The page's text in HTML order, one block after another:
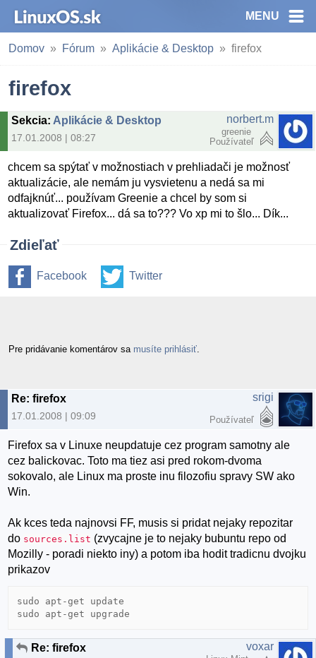
MENU
Domov Fórum Aplikácie & Desktop firefox
firefox
Sekcia: Aplikácie & Desktop
17.01.2008 | 08:27
norbert.m
greenie
Používateľ
chcem sa spýtať v možnostiach v prehliadači je možnosť
aktualizácie, ale nemám ju vysvietenu a nedá sa mi
odfajknúť... používam Greenie a chcel by som si
aktualizovať Firefox... dá sa to??? Vo xp mi to šlo... Dík...
Zdieľať
Facebook Twitter
Pre pridávanie komentárov sa musíte prihlásiť
Re: firefox
17.01.2008 | 09:09
srigi
Používateľ
Firefox sa v Linuxe neupdatuje cez program samotny ale
cez balickovac. Toto ma tiez asi pred rokom-dvoma
sokovalo, ale Linux ma proste inu filozofiu spravy SW ako
Win.
Ak kces teda najnovsi FF, musis si pridat nejaky repozitar
do sources.list (zvycajne je to nejaky bubuntu repo od
Mozilly - poradi niekto iny) a potom iba hodit tradicnu dvojku
prikazov
sudo apt-get update
sudo apt-get upgrade
Re: firefox voxar